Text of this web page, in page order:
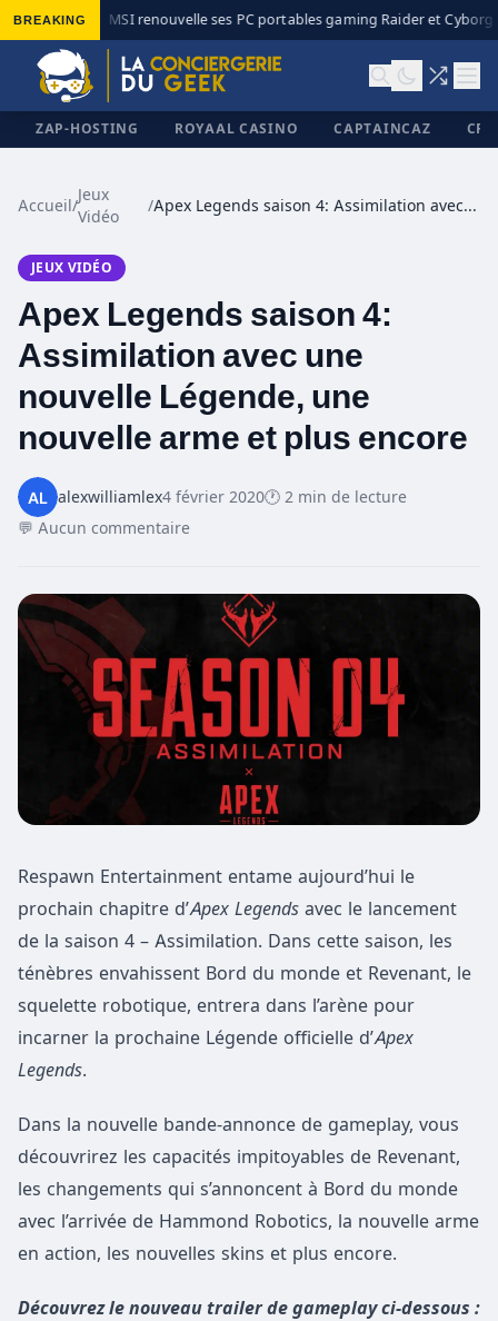
BREAKING MSI renouvelle ses PC portables gaming Raider et Cyborg
ZAP-HOSTING ROYAAL CASINO CAPTAINCAZ
Accueil/
Jeux
Vidéo
/ Apex Legends saison 4: Assimilation avec une nouvelle Légende, une nouvelle arme et plus encore
JEUX VIDÉO
Apex Legends saison 4:
Assimilation avec une
nouvelle Légende, une
nouvelle arme et plus encore
alexwilliamlex4 février 2020🕐 2 min de lecture
💬 Aucun commentaire
Respawn Entertainment entame aujourd’hui le
prochain chapitre d’Apex Legends avec le lancement
de la saison 4 – Assimilation. Dans cette saison, les
ténèbres envahissent Bord du monde et Revenant, le
squelette robotique, entrera dans l’arène pour
incarner la prochaine Légende officielle d’Apex
Legends.
Dans la nouvelle bande-annonce de gameplay, vous
découvrirez les capacités impitoyables de Revenant,
les changements qui s’annoncent à Bord du monde
avec l’arrivée de Hammond Robotics, la nouvelle arme
en action, les nouvelles skins et plus encore.
Découvrez le nouveau trailer de gameplay ci-dessous :